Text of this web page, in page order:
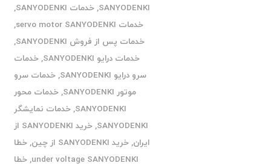
SANYODENKI
,خدمات SANYODENKI
,
خدمات servo motor SANYODENKI
,
خدمات پس از فروش SANYODENKI
,
خدمات درایو SANYODENKI
,خدمات
سرو درایو SANYODENKI
,خدمات سرو
موتور SANYODENKI
,خدمات محور
SANYODENKI
,خدمات نمایشگر
SANYODENKI
,
خرید SANYODENKI از
ایران,خرید SANYODENKI از چین ,خطا
under voltage SANYODENKI
,خطا